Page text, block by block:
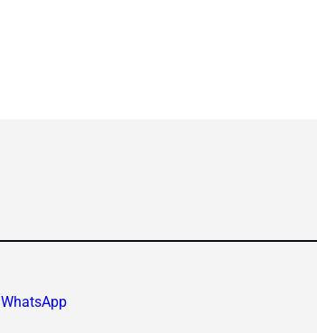
WhatsApp